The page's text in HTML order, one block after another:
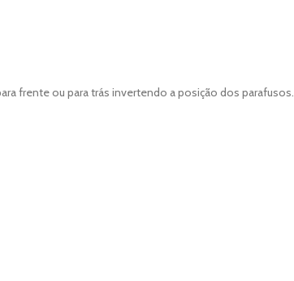
frente ou para trás invertendo a posição dos parafusos.